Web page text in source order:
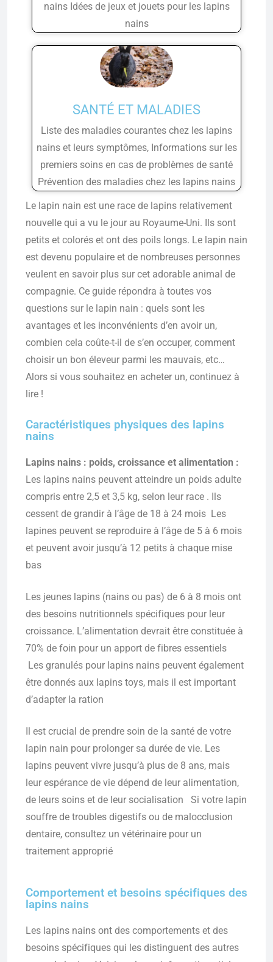
nains Idées de jeux et jouets pour les lapins
nains
SANTÉ ET MALADIES
Liste des maladies courantes chez les lapins
nains et leurs symptômes, Informations sur les
premiers soins en cas de problèmes de santé
Prévention des maladies chez les lapins nains
Le lapin nain est une race de lapins relativement
nouvelle qui a vu le jour au Royaume-Uni. Ils sont
petits et colorés et ont des poils longs. Le lapin nain
est devenu populaire et de nombreuses personnes
veulent en savoir plus sur cet adorable animal de
compagnie. Ce guide répondra à toutes vos
questions sur le lapin nain : quels sont les
avantages et les inconvénients d’en avoir un,
combien cela coûte-t-il de s’en occuper, comment
choisir un bon éleveur parmi les mauvais, etc…
Alors si vous souhaitez en acheter un, continuez à
lire !
Caractéristiques physiques des lapins
nains
Lapins nains : poids, croissance et alimentation :
Les lapins nains peuvent atteindre un poids adulte
compris entre 2,5 et 3,5 kg, selon leur race . Ils
cessent de grandir à l’âge de 18 à 24 mois Les
lapines peuvent se reproduire à l’âge de 5 à 6 mois
et peuvent avoir jusqu’à 12 petits à chaque mise
bas
Les jeunes lapins (nains ou pas) de 6 à 8 mois ont
des besoins nutritionnels spécifiques pour leur
croissance. L’alimentation devrait être constituée à
70% de foin pour un apport de fibres essentiels
Les granulés pour lapins nains peuvent également
être donnés aux lapins toys, mais il est important
d’adapter la ration
Il est crucial de prendre soin de la santé de votre
lapin nain pour prolonger sa durée de vie. Les
lapins peuvent vivre jusqu’à plus de 8 ans, mais
leur espérance de vie dépend de leur alimentation,
de leurs soins et de leur socialisation Si votre lapin
souffre de troubles digestifs ou de malocclusion
dentaire, consultez un vétérinaire pour un
traitement approprié
Comportement et besoins spécifiques des
lapins nains
Les lapins nains ont des comportements et des
besoins spécifiques qui les distinguent des autres